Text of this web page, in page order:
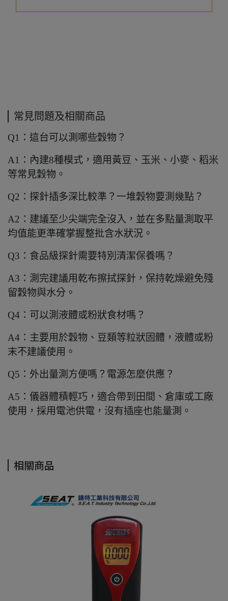
常見問題及相關商品
Q1：這台可以測哪些穀物？
A1：內建8種模式，適用黃豆、玉米、小麥、稻米
等常見穀物。
Q2：探針插多深比較準？一堆穀物要測幾點？
A2：建議至少尖端完全沒入，並在多點量測取平
均值能更準確掌握整批含水狀況。
Q3：食品級探針需要特別清潔保養嗎？
A3：測完建議用乾布擦拭探針，保持乾燥避免殘
留穀物與水分。
Q4：可以測液體或粉狀食材嗎？
A4：主要用於穀物、豆類等粒狀固體，液體或粉
末不建議使用。
Q5：外出量測方便嗎？電源怎麼供應？
A5：儀器體積輕巧，適合帶到田間、倉庫或工廠
使用，採用電池供電，沒有插座也能量測。
相關商品